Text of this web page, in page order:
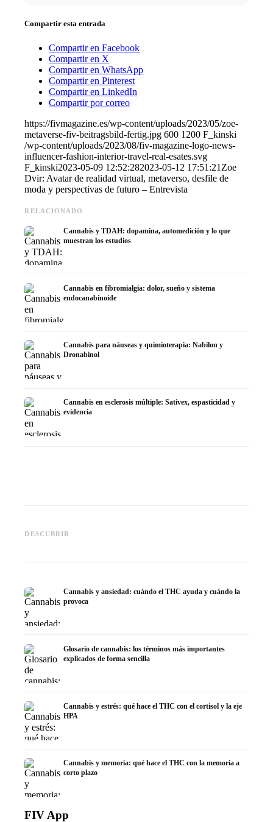
Compartir esta entrada
Compartir en Facebook
Compartir en X
Compartir en WhatsApp
Compartir en Pinterest
Compartir en LinkedIn
Compartir por correo
https://fivmagazine.es/wp-content/uploads/2023/05/zoe-
metaverse-fiv-beitragsbild-fertig.jpg 600 1200 F_kinski
/wp-content/uploads/2023/08/fiv-magazine-logo-news-
influencer-fashion-interior-travel-real-esates.svg
F_kinski2023-05-09 12:52:282023-05-12 17:51:21 Zoe
Dvir: Avatar de realidad virtual, metaverso, desfile de
moda y perspectivas de futuro – Entrevista
RELACIONADO
Cannabis y TDAH: dopamina, automedición y lo que
muestran los estudios
Cannabis en fibromialgia: dolor, sueño y sistema
endocanabinoide
Cannabis para náuseas y quimioterapia: Nabilon y
Dronabinol
Cannabis en esclerosis múltiple: Sativex, espasticidad y
evidencia
DESCUBRIR
la investigación
Cannabis y ansiedad: cuándo el THC ayuda y cuándo la
provoca
Glosario de cannabis: los términos más importantes
explicados de forma sencilla
Cannabis y estrés: qué hace el THC con el cortisol y la eje
HPA
Cannabis y memoria: qué hace el THC con la memoria a
corto plazo
FIV App